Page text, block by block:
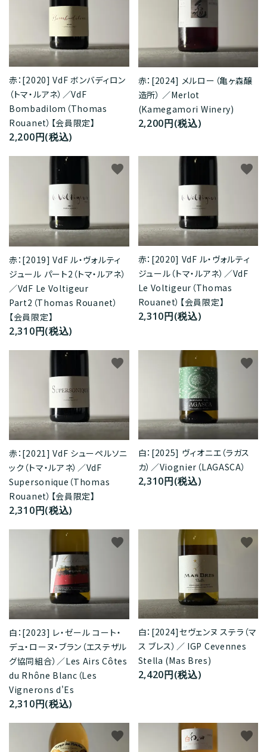
赤：[2020] VdF ボンバディロン
（トマ・ルアネ）／VdF
Bombadilom（Thomas
Rouanet）【会員限定】
2,200円(税込)
赤：[2024] メルロー（亀ヶ森醸
造所） ／Merlot
(Kamegamori Winery)
2,200円(税込)
赤：[2019] VdF ル・ヴォルティ
ジュール パート2（トマ・ルアネ）
／VdF Le Voltigeur
Part2（Thomas Rouanet）
【会員限定】
2,310円(税込)
favorite
赤：[2020] VdF ル・ヴォルティ
ジュール（トマ・ルアネ）／VdF
Le Voltigeur（Thomas
Rouanet）【会員限定】
2,310円(税込)
favorite
赤：[2021] VdF シューペルソニ
ック（トマ・ルアネ）／VdF
Supersonique（Thomas
Rouanet）【会員限定】
2,310円(税込)
favorite
白：[2025] ヴィオニエ（ラガス
カ）／Viognier（LAGASCA）
2,310円(税込)
favorite
白：[2023] レ・ゼール コート・
デュ・ローヌ・ブラン（エステザル
グ協同組合）／Les Airs Côtes
du Rhône Blanc（Les
Vignerons d'Es
2,310円(税込)
favorite
白：[2024]セヴェンヌ ステラ（マ
ス ブレス）／ IGP Cevennes
Stella (Mas Bres)
2,420円(税込)
favorite
favorite favorite